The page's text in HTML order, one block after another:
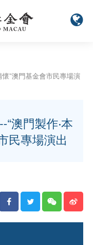
懷”澳門基金會市民專場演
“澳門製作‧本
民專場演出